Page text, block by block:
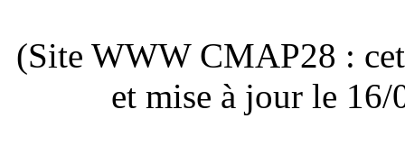
(Site WWW CMAP28 :
et mise à jour le